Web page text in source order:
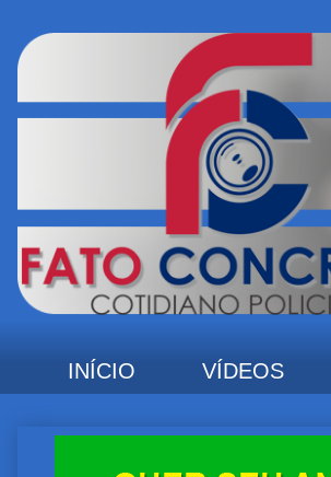
INÍCIO VÍDEOS